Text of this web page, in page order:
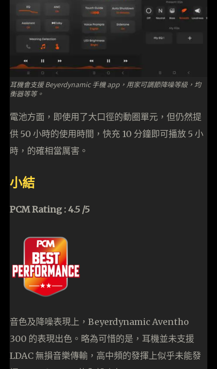
耳機會支援 Beyerdynamic 手機 app，用家可調節降噪等級，均
衡器等等。
電池方面，即使用了大口徑的動圈單元，但仍然提
供 50 小時的使用時間，快充 10 分鐘即可播放 5 小
時，的確相當厲害。
小結
PCM Rating : 4.5 /5
音色及降噪表現上，Beyerdynamic Aventho
300 的表現出色。略為可惜的是，耳機並未支援
LDAC 無損音樂傳輸，高中頻的發揮上似乎未能發